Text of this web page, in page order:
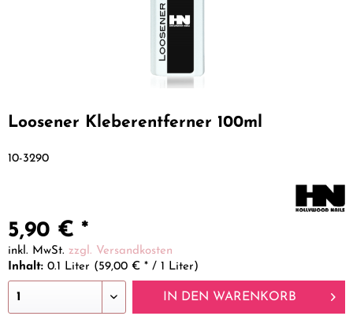
Loosener Kleberentferner 100ml
10-3290
5,90 € *
inkl. MwSt. zzgl. Versandkosten
Inhalt: 0.1 Liter (59,00 € * / 1 Liter)
IN DEN WARENKORB